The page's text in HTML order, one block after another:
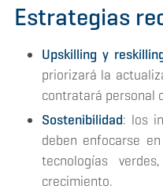
Estrategias
Upskilling y
priorizará la
contratará personal
Sostenibilidad: los
deben enfocarse
tecnologías
crecimiento.